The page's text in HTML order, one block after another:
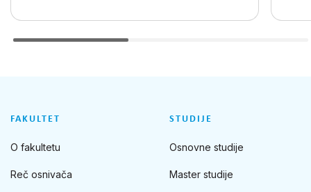
FAKULTET
O fakultetu
Reč osnivača
STUDIJE
Osnovne studije
Master studije